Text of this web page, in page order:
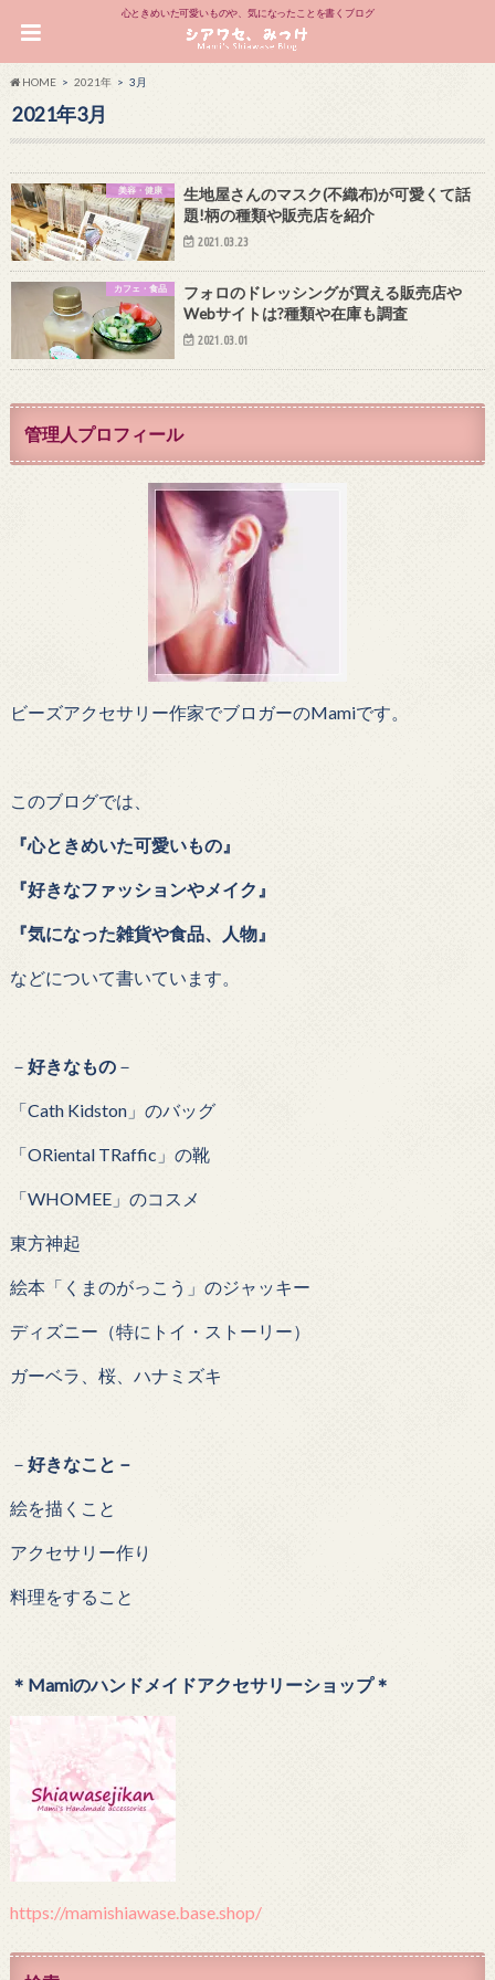
心ときめいた可愛いものや、気になったことを書くブログ
HOME 2021年 3月
2021年3月
美容・健康
生地屋さんのマスク(不織布)が可愛くて話
題!柄の種類や販売店を紹介
2021.03.23
カフェ・食品
フォロのドレッシングが買える販売店や
Webサイトは?種類や在庫も調査
2021.03.01
管理人プロフィール
ビーズアクセサリー作家でブロガーのMamiです。
このブログでは、
『心ときめいた可愛いもの』
『好きなファッションやメイク』
『気になった雑貨や食品、人物』
などについて書いています。
－ 好きなもの－
「Cath Kidston」のバッグ
「ORiental TRaffic」の靴
「WHOMEE」のコスメ
東方神起
絵本「くまのがっこう」のジャッキー
ディズニー（特にトイ・ストーリー）
ガーベラ、桜、ハナミズキ
－ 好きなこと－
絵を描くこと
アクセサリー作り
料理をすること
＊Mamiのハンドメイドアクセサリーショップ＊
https://mamishiawase.base.shop/